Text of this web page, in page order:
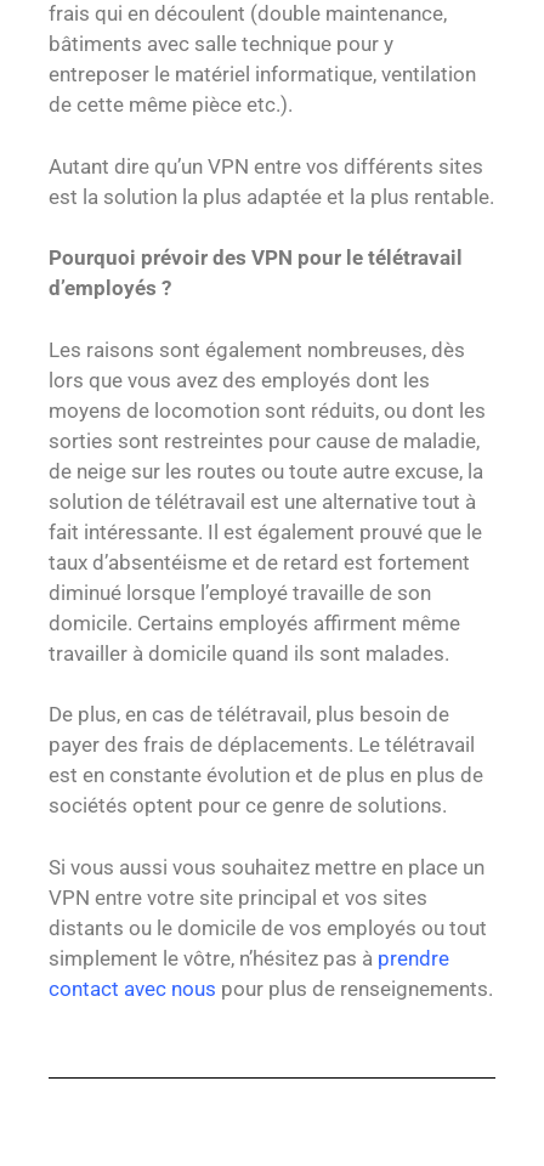
frais qui en découlent (double maintenance,
bâtiments avec salle technique pour y
entreposer le matériel informatique, ventilation
de cette même pièce etc.).
Autant dire qu’un VPN entre vos différents sites
est la solution la plus adaptée et la plus rentable.
Pourquoi prévoir des VPN pour le télétravail
d’employés ?
Les raisons sont également nombreuses, dès
lors que vous avez des employés dont les
moyens de locomotion sont réduits, ou dont les
sorties sont restreintes pour cause de maladie,
de neige sur les routes ou toute autre excuse, la
solution de télétravail est une alternative tout à
fait intéressante. Il est également prouvé que le
taux d’absentéisme et de retard est fortement
diminué lorsque l’employé travaille de son
domicile. Certains employés affirment même
travailler à domicile quand ils sont malades.
De plus, en cas de télétravail, plus besoin de
payer des frais de déplacements. Le télétravail
est en constante évolution et de plus en plus de
sociétés optent pour ce genre de solutions.
Si vous aussi vous souhaitez mettre en place un
VPN entre votre site principal et vos sites
distants ou le domicile de vos employés ou tout
simplement le vôtre, n’hésitez pas à prendre
contact avec nous pour plus de renseignements.